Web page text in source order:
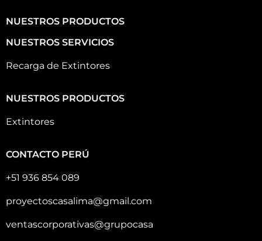
NUESTROS PRODUCTOS
NUESTROS SERVICIOS
Recarga de Extintores
NUESTROS PRODUCTOS
Extintores
CONTACTO PERÚ
+51 936 854 089
proyectoscasalima@gmail.com
ventascorporativas@grupocasa